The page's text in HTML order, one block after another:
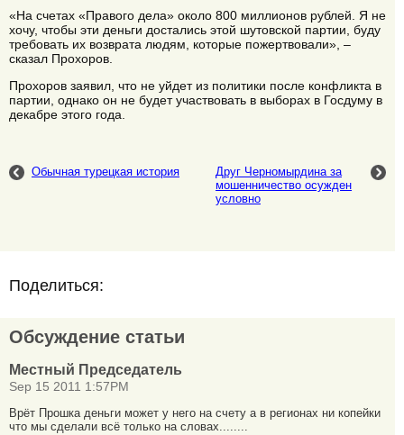
«На счетах «Правого дела» около 800 миллионов рублей. Я не
хочу, чтобы эти деньги достались этой шутовской партии, буду
требовать их возврата людям, которые пожертвовали», –
сказал Прохоров.
Прохоров заявил, что не уйдет из политики после конфликта в
партии, однако он не будет участвовать в выборах в Госдуму в
декабре этого года.
Обычная турецкая история
Друг Черномырдина за
мошенничество осужден
условно
Поделиться:
Обсуждение статьи
Местный Председатель
Sep 15 2011 1:57PM
Врёт Прошка деньги может у него на счету а в регионах ни копейки
что мы сделали всё только на словах........